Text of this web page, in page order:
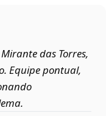
das Torres,
Equipe pontual,